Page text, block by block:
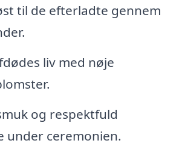
til de efterladte gennem
liv med nøje
og respektfuld
under ceremonien.